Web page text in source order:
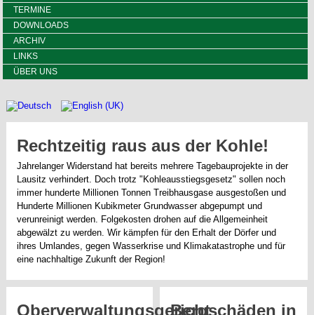
TERMINE
DOWNLOADS
ARCHIV
LINKS
ÜBER UNS
Rechtzeitig raus aus der Kohle!
Jahrelanger Widerstand hat bereits mehrere Tagebauprojekte in der
Lausitz verhindert. Doch trotz "Kohleausstiegsgesetz" sollen noch
immer hunderte Millionen Tonnen Treibhausgase ausgestoßen und
Hunderte Millionen Kubikmeter Grundwasser abgepumpt und
verunreinigt werden. Folgekosten drohen auf die Allgemeinheit
abgewälzt zu werden. Wir kämpfen für den Erhalt der Dörfer und
ihres Umlandes, gegen Wasserkrise und Klimakatastrophe und für
eine nachhaltige Zukunft der Region!
OberverwaltungsgerichtBergschäden in